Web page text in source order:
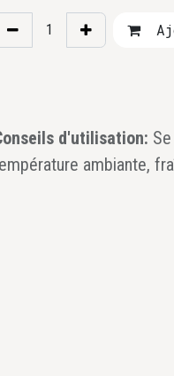
d'utilisation:
ambiante,